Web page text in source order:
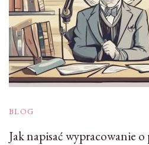
BLOG
Jak napisać wypracowanie